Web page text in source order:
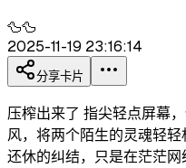
🦆🦆
2025-11-19 23:16:14
分享卡片
压榨出来了 指尖轻点屏幕
风，将两个陌生的灵魂轻
还休的纠结，只是在茫茫